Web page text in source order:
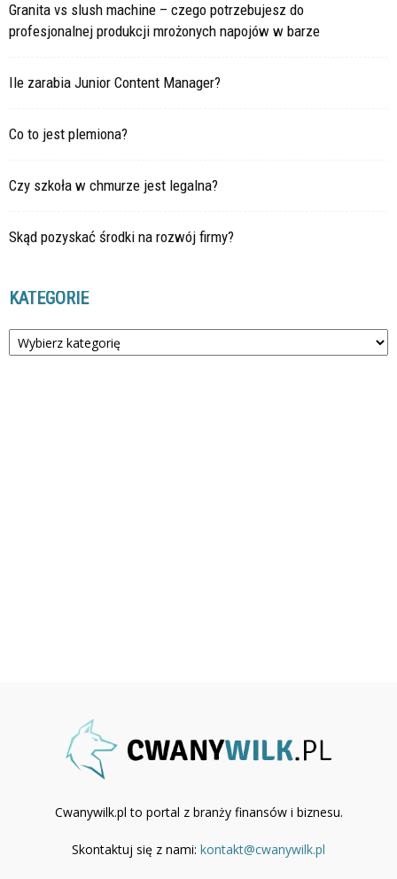
Granita vs slush machine – czego potrzebujesz do
profesjonalnej produkcji mrożonych napojów w barze
Ile zarabia Junior Content Manager?
Co to jest plemiona?
Czy szkoła w chmurze jest legalna?
Skąd pozyskać środki na rozwój firmy?
KATEGORIE
Kategorie
Cwanywilk.pl to portal z branży finansów i biznesu.
Skontaktuj się z nami: kontakt@cwanywilk.pl